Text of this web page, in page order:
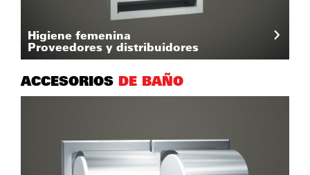
Higiene femenina
Proveedores y distribuidores
ACCESORIOS DE BAÑO